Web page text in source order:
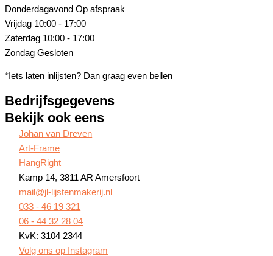
Donderdagavond Op afspraak
Vrijdag 10:00 - 17:00
Zaterdag 10:00 - 17:00
Zondag Gesloten
*Iets laten inlijsten? Dan graag even bellen
Bedrijfsgegevens
Bekijk ook eens
Johan van Dreven
Art-Frame
HangRight
Kamp 14, 3811 AR Amersfoort
mail@jl-lijstenmakerij.nl
033 - 46 19 321
06 - 44 32 28 04
KvK: 3104 2344
Volg ons op Instagram